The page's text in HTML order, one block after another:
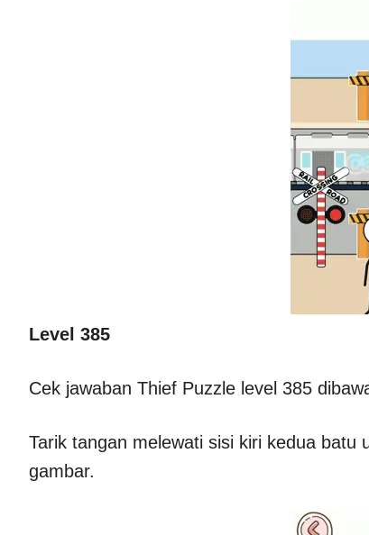
Level 385
Cek jawaban Thief Puzzle level 385
Tarik tangan melewati sisi kiri kedua
gambar.